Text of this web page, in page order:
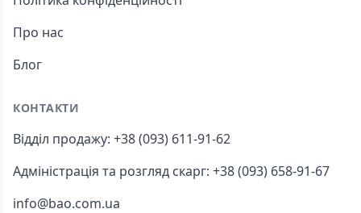
Про нас
Блог
КОНТАКТИ
Відділ продажу: +38 (093) 611-91-62
Адміністрація та розгляд скарг: +38 (093) 658-91-67
info@bao.com.ua